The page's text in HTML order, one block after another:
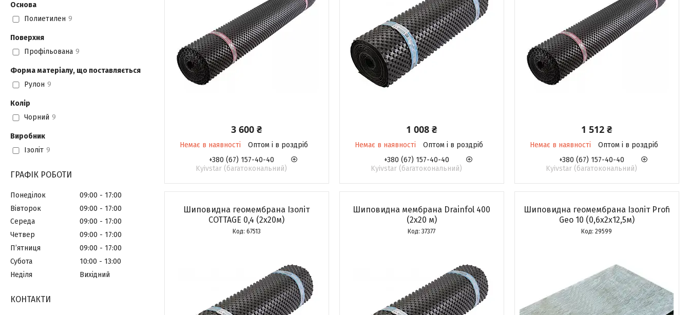
3 600 ₴
Немає в наявності
Оптом і в роздріб
+380 (67) 157-40-40
Kyivstar (багатокональний)
1 008 ₴
Немає в наявності
Оптом і в роздріб
+380 (67) 157-40-40
Kyivstar (багатокональний)
1 512 ₴
Немає в наявності
Оптом і в роздріб
+380 (67) 157-40-40
Kyivstar (багатокональний)
Шиповидна геомембрана Ізоліт
COTTAGE 0,4 (2х20м)
67513
Шиповидна мембрана Drainfol 400
(2x20 м)
37377
Шиповидна геомембрана Ізоліт Profi
Geo 10 (0,6х2х12,5м)
29599
Основа
Полиетилен 9
Поверхня
Профільована 9
Форма матеріалу, що поставляється
Рулон 9
Колір
Чорний 9
Виробник
Ізоліт 9
ГРАФІК РОБОТИ
Понеділок 09:00
17:00
Вівторок
09:00
17:00
Середа
09:00
17:00
Четвер
09:00
17:00
Пʼятниця
09:00
17:00
Субота
10:00
13:00
Неділя
Вихідний
КОНТАКТИ